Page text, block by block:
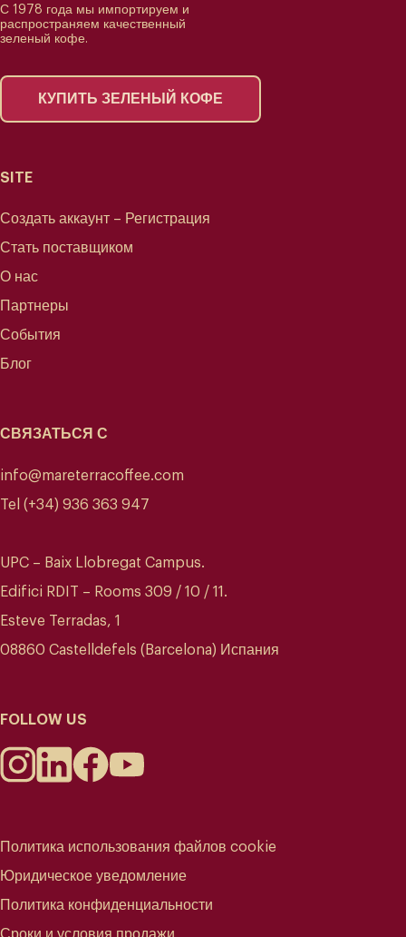
С 1978 года мы импортируем и
распространяем качественный
зеленый кофе.
КУПИТЬ ЗЕЛЕНЫЙ КОФЕ
SITE
Создать аккаунт – Регистрация
Стать поставщиком
О нас
Партнеры
События
Блог
СВЯЗАТЬСЯ С
info@mareterracoffee.com
Tel (+34) 936 363 947
UPC – Baix Llobregat Campus.
Edifici RDIT – Rooms 309 / 10 / 11.
Esteve Terradas, 1
08860 Castelldefels (Barcelona) Испания
FOLLOW US
Политика использования файлов cookie
Юридическое уведомление
Политика конфиденциальности